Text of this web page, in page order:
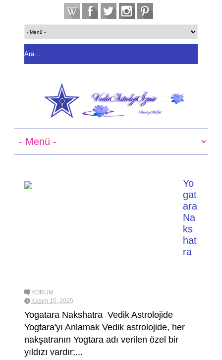
Yo
gat
ara
Na
ks
hat
ra
YORUM
Kasım 15, 2025
Yogatara Nakshatra Vedik Astrolojide
Yogtara'yı Anlamak Vedik astrolojide, her
nakşatranın Yogtara adı verilen özel bir
yıldızı vardır;...